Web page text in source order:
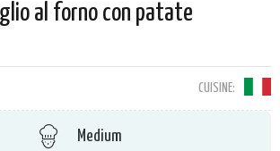
al forno con patate
CUISINE:
Medium